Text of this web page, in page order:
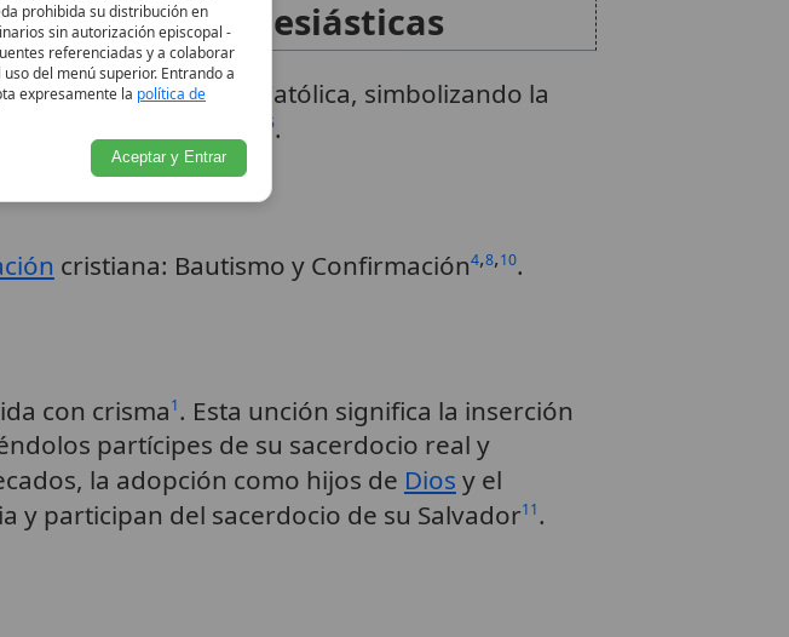
Funciones Eclesiásticas
y ritos de la Iglesia Católica, simbolizando la
Cristo, el «Ungido»
5.
cristiana: Bautismo y Confirmación4,8,10.
con crisma1. Esta unción significa la inserción
partícipes de su sacerdocio real y
la adopción como hijos de Dios y el
y participan del sacerdocio de su Salvador11.
prohibida su distribución en
sin autorización episcopal -
referenciadas y a colaborar
del menú superior. Entrando a
expresamente la política de
Aceptar y Entrar